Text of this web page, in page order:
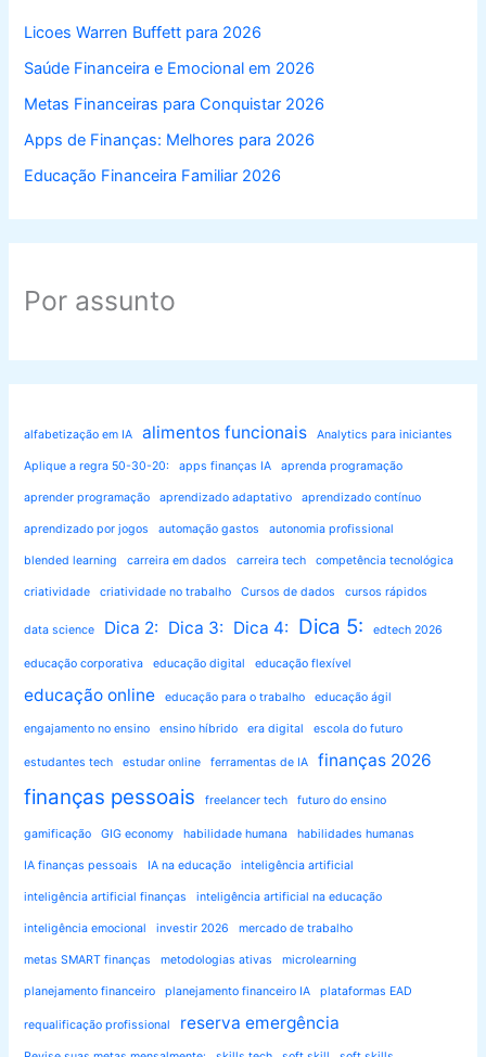
Licoes Warren Buffett para 2026
Saúde Financeira e Emocional em 2026
Metas Financeiras para Conquistar 2026
Apps de Finanças: Melhores para 2026
Educação Financeira Familiar 2026
Por assunto
alfabetização em IA alimentos funcionais Analytics para iniciantes
Aplique a regra 50-30-20: apps finanças IA aprenda programação
aprender programação aprendizado adaptativo aprendizado contínuo
aprendizado por jogos automação gastos autonomia profissional
blended learning carreira em dados carreira tech competência tecnológica
criatividade criatividade no trabalho Cursos de dados cursos rápidos
data science Dica 2: Dica 3: Dica 4: Dica 5: edtech 2026
educação corporativa educação digital educação flexível
educação online educação para o trabalho educação ágil
engajamento no ensino ensino híbrido era digital escola do futuro
estudantes tech estudar online ferramentas de IA finanças 2026
finanças pessoais freelancer tech futuro do ensino
gamificação GIG economy habilidade humana habilidades humanas
IA finanças pessoais IA na educação inteligência artificial
inteligência artificial finanças inteligência artificial na educação
inteligência emocional investir 2026 mercado de trabalho
metas SMART finanças metodologias ativas microlearning
planejamento financeiro planejamento financeiro IA plataformas EAD
requalificação profissional reserva emergência